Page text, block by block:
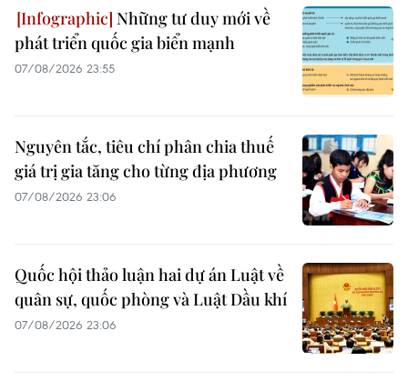
Những tư duy mới về
phát triển quốc gia biển mạnh
07/08/2026 23:55
Nguyên tắc, tiêu chí phân chia thuế
giá trị gia tăng cho từng địa phương
07/08/2026 23:06
Quốc hội thảo luận hai dự án Luật về
quân sự, quốc phòng và Luật Dầu khí
07/08/2026 23:06